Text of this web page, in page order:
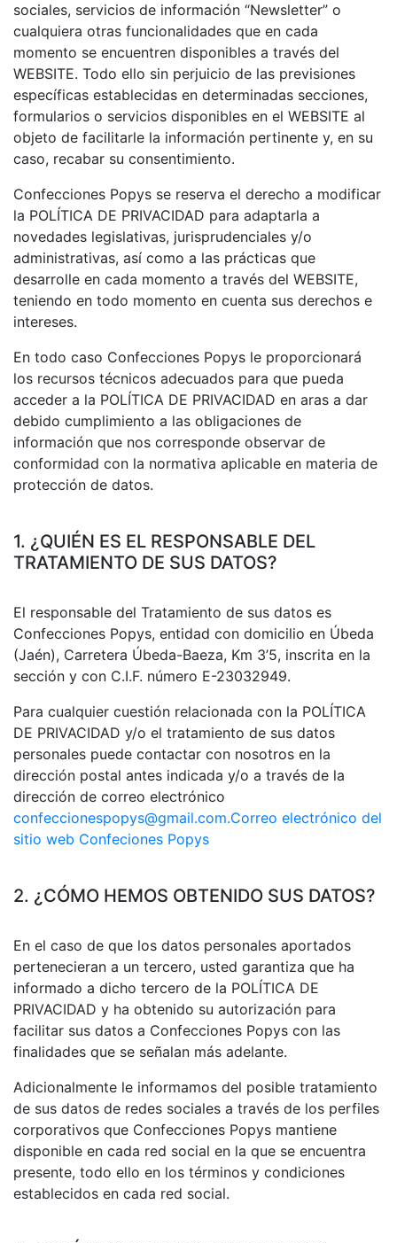
sociales, servicios de información “Newsletter” o
cualquiera otras funcionalidades que en cada
momento se encuentren disponibles a través del
WEBSITE. Todo ello sin perjuicio de las previsiones
específicas establecidas en determinadas secciones,
formularios o servicios disponibles en el WEBSITE al
objeto de facilitarle la información pertinente y, en su
caso, recabar su consentimiento.
Confecciones Popys se reserva el derecho a modificar
la POLÍTICA DE PRIVACIDAD para adaptarla a
novedades legislativas, jurisprudenciales y/o
administrativas, así como a las prácticas que
desarrolle en cada momento a través del WEBSITE,
teniendo en todo momento en cuenta sus derechos e
intereses.
En todo caso Confecciones Popys le proporcionará
los recursos técnicos adecuados para que pueda
acceder a la POLÍTICA DE PRIVACIDAD en aras a dar
debido cumplimiento a las obligaciones de
información que nos corresponde observar de
conformidad con la normativa aplicable en materia de
protección de datos.
1. ¿QUIÉN ES EL RESPONSABLE DEL
TRATAMIENTO DE SUS DATOS?
El responsable del Tratamiento de sus datos es
Confecciones Popys, entidad con domicilio en Úbeda
(Jaén), Carretera Úbeda-Baeza, Km 3’5, inscrita en la
sección y con C.I.F. número E-23032949.
Para cualquier cuestión relacionada con la POLÍTICA
DE PRIVACIDAD y/o el tratamiento de sus datos
personales puede contactar con nosotros en la
dirección postal antes indicada y/o a través de la
dirección de correo electrónico
confeccionespopys@gmail.com.Correo electrónico del
sitio web Confeciones Popys
2. ¿CÓMO HEMOS OBTENIDO SUS DATOS?
En el caso de que los datos personales aportados
pertenecieran a un tercero, usted garantiza que ha
informado a dicho tercero de la POLÍTICA DE
PRIVACIDAD y ha obtenido su autorización para
facilitar sus datos a Confecciones Popys con las
finalidades que se señalan más adelante.
Adicionalmente le informamos del posible tratamiento
de sus datos de redes sociales a través de los perfiles
corporativos que Confecciones Popys mantiene
disponible en cada red social en la que se encuentra
presente, todo ello en los términos y condiciones
establecidos en cada red social.